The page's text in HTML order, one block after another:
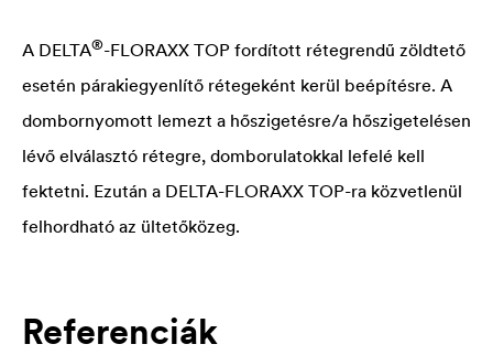
A DELTA®-FLORAXX TOP fordított rétegrendű zöldtető
esetén párakiegyenlítő rétegeként kerül beépítésre. A
dombornyomott lemezt a hőszigetésre/a hőszigetelésen
lévő elválasztó rétegre, domborulatokkal lefelé kell
fektetni. Ezután a DELTA-FLORAXX TOP-ra közvetlenül
felhordható az ültetőközeg.
Referenciák